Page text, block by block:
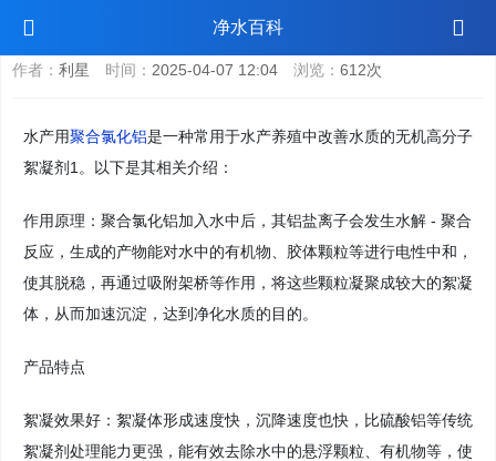
净水百科
水产用聚合氯化铝
作者： 利星 时间： 2025-04-07 12:04 浏览： 612次
水产用聚合氯化铝是一种常用于水产养殖中改善水质的无机高分子
絮凝剂1。以下是其相关介绍：
作用原理：聚合氯化铝加入水中后，其铝盐离子会发生水解 - 聚合
反应，生成的产物能对水中的有机物、胶体颗粒等进行电性中和，
使其脱稳，再通过吸附架桥等作用，将这些颗粒凝聚成较大的絮凝
体，从而加速沉淀，达到净化水质的目的。
产品特点
絮凝效果好：絮凝体形成速度快，沉降速度也快，比硫酸铝等传统
絮凝剂处理能力更强，能有效去除水中的悬浮颗粒、有机物等，使